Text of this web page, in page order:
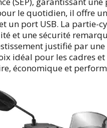
le quotidien, il offre
port USB. La partie-
et une sécurité
justifié par
idéal pour les cadres
économique et